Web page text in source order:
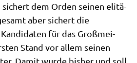
sichert dem Orden sei­nen eli­tä­
aber sichert die
Kan­di­da­ten für das Groß­mei­
Stand vor allem sei­nen
Damit wur­de bis­her und soll